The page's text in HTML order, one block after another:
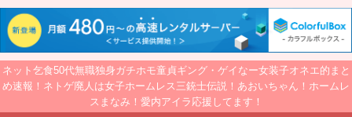
ネット乞食50代無職独身ガチホモ童貞ギング・ゲイなー女装子オネエ的まと
め速報！ネトゲ廃人は女子ホームレス三銃士伝説！あおいちゃん！ホームレ
スまなみ！愛内アイラ応援してます！